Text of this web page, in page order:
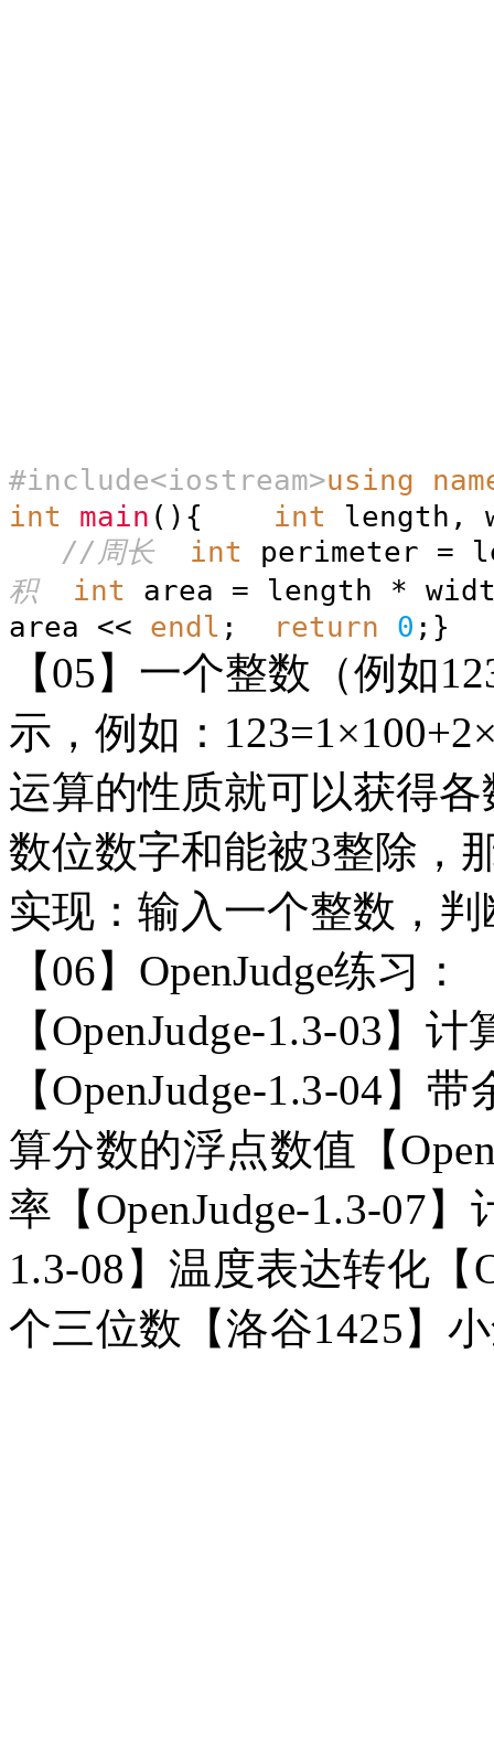
#include<iostream>using
int
main (){ int
//周长
int perimeter =
积
int area = length *
area << endl ; return 0 ;}
【05】一个整数（例如
示，例如：
运算的性质就可以获得
数位数字和能被3整除，
实现：输入一个整数，
【06】OpenJudge练习：
【OpenJudge-1.3-03 】计
【OpenJudge-1.3-04】
算分数的浮点数值【
率【OpenJudge-1.3-07
1.3-08】温度表达转化【
个三位数【洛谷1425】